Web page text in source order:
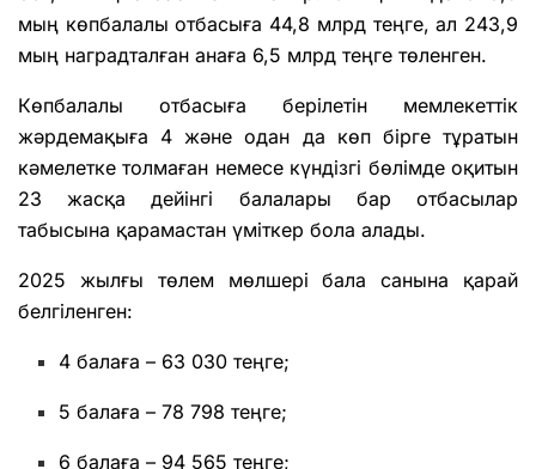
мың көпбалалы отбасыға 44,8 млрд теңге, ал 243,9
мың наградталған анаға 6,5 млрд теңге төленген.
Көпбалалы отбасыға берілетін мемлекеттік
жәрдемақыға 4 және одан да көп бірге тұратын
кәмелетке толмаған немесе күндізгі бөлімде оқитын
23 жасқа дейінгі балалары бар отбасылар
табысына қарамастан үміткер бола алады.
2025 жылғы төлем мөлшері бала санына қарай
белгіленген:
4 балаға – 63 030 теңге;
5 балаға – 78 798 теңге;
6 балаға – 94 565 теңге;